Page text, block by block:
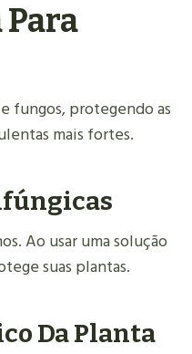
fungos, protegendo as
mais fortes.
Ao usar uma solução
suas plantas.
Da Planta